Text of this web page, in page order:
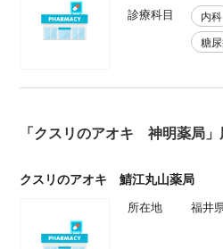
診療科目
内科
糖
「クスリのアオキ 神明薬局
クスリのアオキ 鯖江丸山薬局
所在地 福井